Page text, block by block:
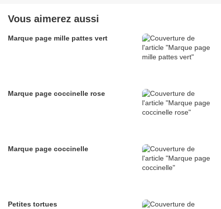
Vous aimerez aussi
Marque page mille pattes vert
Marque page coccinelle rose
Marque page coccinelle
Petites tortues